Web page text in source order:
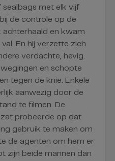
met elk vijf
de controle op de
en kwam
En hij verzette zich
verdachte, hevig.
en schopte
tegen de knie. Enkele
aanwezig door de
te filmen. De
zat probeerde op dat
gebruik te maken om
de agenten om hem er
zijn beide mannen dan